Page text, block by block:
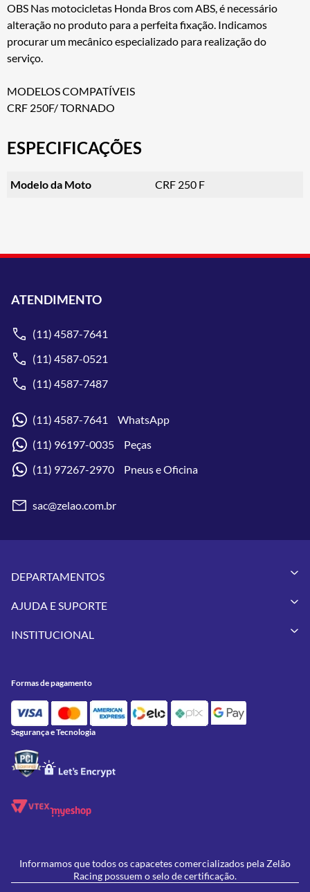
OBS Nas motocicletas Honda Bros com ABS, é necessário
alteração no produto para a perfeita fixação. Indicamos
procurar um mecânico especializado para realização do
serviço.
MODELOS COMPATÍVEIS
CRF 250F/ TORNADO
ESPECIFICAÇÕES
Modelo da Moto CRF 250 F
ATENDIMENTO
(11) 4587-7641
(11) 4587-0521
(11) 4587-7487
(11) 4587-7641 WhatsApp
(11) 96197-0035 Peças
(11) 97267-2970 Pneus e Oficina
sac@zelao.com.br
DEPARTAMENTOS
Vestuários
Pneus
Utilidades
Feminino
Lançamentos
AJUDA E SUPORTE
Meus Pedidos
Política de Privacidade
Política de Campanhas e promoções
INSTITUCIONAL
Contato
Oficina/Serviços
Formas de pagamento
Segurança e Tecnologia
Informamos que todos os capacetes comercializados pela Zelão
Racing possuem o selo de certificação.